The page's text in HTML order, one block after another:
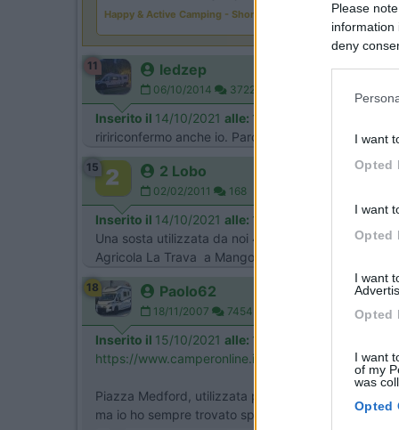
Please
information
deny
I want
Opted
I want
Opted
I want
Opted
I want
of my
was
Opted
Happy & Active Camping - Short Stay
11 ledzep
06/10/2014 3722
Inserito il 14/10/2021 alle: 15:02:08
riririconfermo anche io. Parcheggio della Ferrero
15 2 Lobo
02/02/2011 168
Inserito il 14/10/2021 alle: 18:15:56
Una sosta utilizzata da noi 4 anni fa poco lontano
Agricola La Trava a Mango , accoglienza e posto
18 Paolo62
18/11/2007 7454
Inserito il 15/10/2021 alle: 15:38:46
https://www.camperonline.it/sos...
Piazza Medford, utilizzata più volte in occasione
ma io ho sempre trovato spazio per diversi camper.